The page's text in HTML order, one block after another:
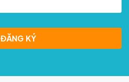
ĐĂNG KÝ